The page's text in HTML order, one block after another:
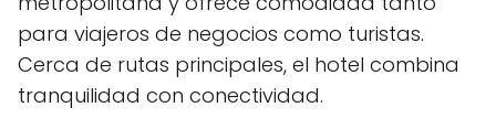
para viajeros de negocios como turistas.
Cerca de rutas principales, el hotel combina
tranquilidad con conectividad.